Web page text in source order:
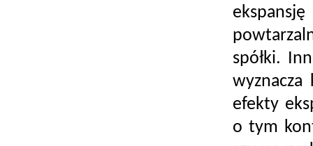
spółki.
efekty
o tym